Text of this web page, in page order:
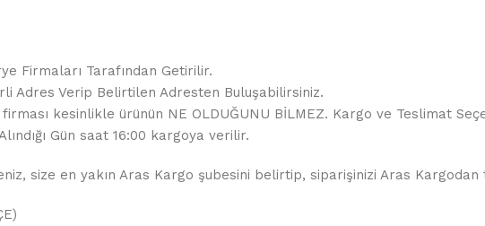
Firmaları Tarafından Getirilir.
Adres Verip Belirtilen Adresten Buluşabilirsiniz.
kesinlikle ürünün NE OLDUĞUNU BİLMEZ. Kargo ve Teslimat
Gün saat 16:00 kargoya verilir.
size en yakın Aras Kargo şubesini belirtip, siparişinizi Aras